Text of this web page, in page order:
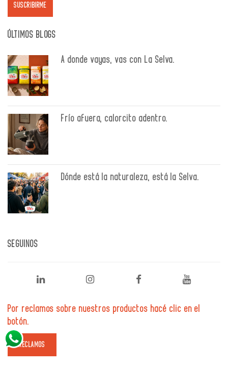
ÚLTIMOS BLOGS
A donde vayas, vas con La Selva.
Frío afuera, calorcito adentro.
Dónde está la naturaleza, está la Selva.
SEGUINOS
Por reclamos sobre nuestros productos hacé clic en el
botón.